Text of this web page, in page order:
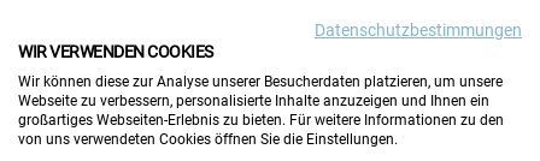
Datenschutzbestimmungen
WIR VERWENDEN COOKIES
Wir können diese zur Analyse unserer Besucherdaten platzieren, um unsere
Webseite zu verbessern, personalisierte Inhalte anzuzeigen und Ihnen ein
großartiges Webseiten-Erlebnis zu bieten. Für weitere Informationen zu den
von uns verwendeten Cookies öffnen Sie die Einstellungen.